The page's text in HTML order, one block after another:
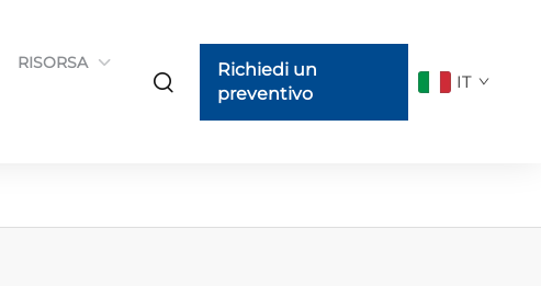
RISORSA
Richiedi un
preventivo
IT